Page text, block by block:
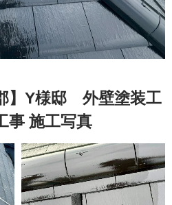
】Y様邸 外壁塗装工
事 施工写真